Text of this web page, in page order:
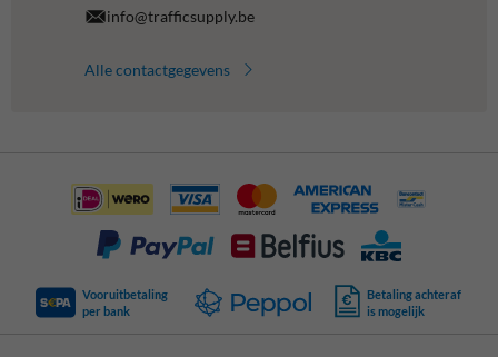
info@trafficsupply.be
Alle contactgegevens
Vooruitbetaling
per bank
Betaling achteraf
is mogelijk